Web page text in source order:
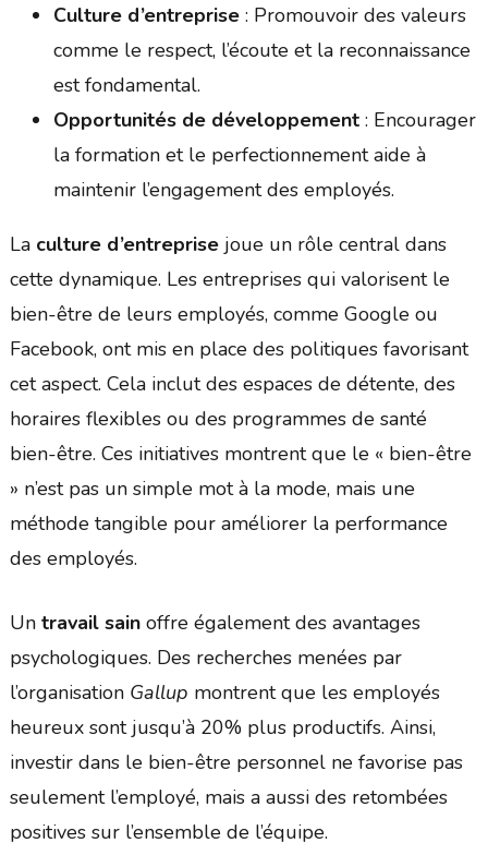
Culture d’entreprise: Promouvoir des valeurs
comme le respect, l’écoute et la reconnaissance
est fondamental.
Opportunités de développement: Encourager
la formation et le perfectionnement aide à
maintenir l’engagement des employés.
La culture d’entreprisejoue un rôle central dans
cette dynamique. Les entreprises qui valorisent le
bien-être de leurs employés, comme Google ou
Facebook, ont mis en place des politiques favorisant
cet aspect. Cela inclut des espaces de détente, des
horaires flexibles ou des programmes de santé
bien-être. Ces initiatives montrent que le « bien-être
» n’est pas un simple mot à la mode, mais une
méthode tangible pour améliorer la performance
des employés.
Un travail sainoffre également des avantages
psychologiques. Des recherches menées par
l’organisation Gallup montrent que les employés
heureux sont jusqu’à 20% plus productifs. Ainsi,
investir dans le bien-être personnel ne favorise pas
seulement l’employé, mais a aussi des retombées
positives sur l’ensemble de l’équipe.